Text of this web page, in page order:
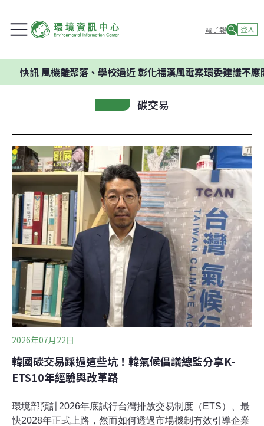
電子報 登入
風機離聚落、學校過近 彰化福漢風電案環委建議不應開發
碳交易
2026年07月22日
韓國碳交易踩過這些坑！韓氣候倡議總監分享K-
ETS10年經驗與改革路
環境部預計2026年底試行台灣排放交易制度（ETS）、最
快2028年正式上路，然而如何透過市場機制有效引導企業